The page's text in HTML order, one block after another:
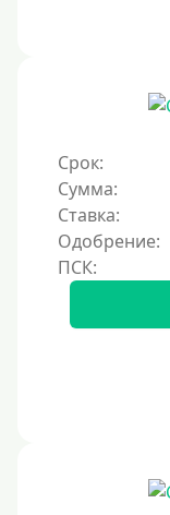
2500 руб
3000 руб
4000 руб
5000 руб
7000 руб
Срок:
Сумма:
Ставка:
Одобрение: